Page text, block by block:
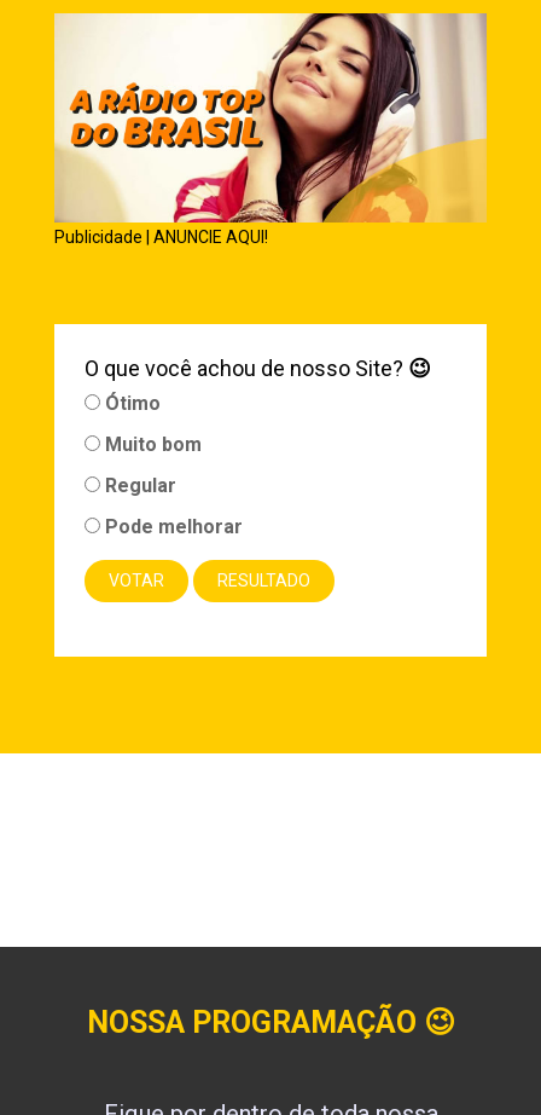
Publicidade | ANUNCIE AQUI!
O que você achou de nosso Site? 😉
Ótimo
Muito bom
Regular
Pode melhorar
NOSSA PROGRAMAÇÃO 😉